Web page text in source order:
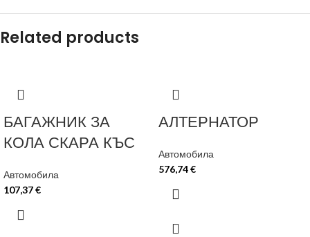
Related products
БАГАЖНИК ЗА
КОЛА СКАРА КЪС
Автомобила
107,37€
АЛТЕРНАТОР
Автомобила
576,74€